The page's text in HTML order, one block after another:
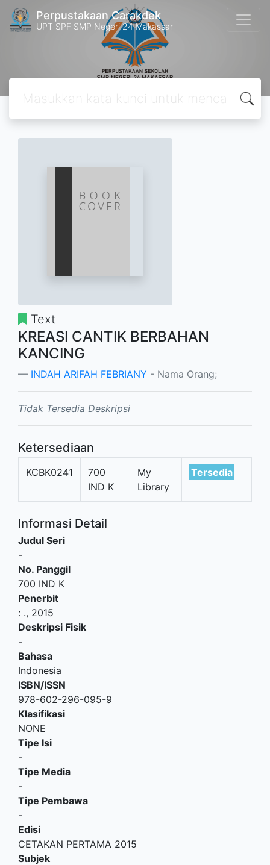
Perpustakaan Carakdek
UPT SPF SMP Negeri 24 Makassar
Text
KREASI CANTIK BERBAHAN
KANCING
INDAH ARIFAH FEBRIANY - Nama Orang;
Tidak Tersedia Deskripsi
Ketersediaan
KCBK0241
700
IND K
My
Library
Tersedia
Informasi Detail
Judul Seri
-
No. Panggil
700 IND K
Penerbit
: ., 2015
Deskripsi Fisik
-
Bahasa
Indonesia
ISBN/ISSN
978-602-296-095-9
Klasifikasi
NONE
Tipe Isi
-
Tipe Media
-
Tipe Pembawa
-
Edisi
CETAKAN PERTAMA 2015
Subjek